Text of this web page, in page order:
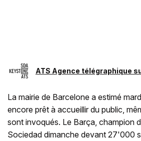
ATS Agence télégraphique
La mairie de Barcelone a estimé
encore prêt à accueillir du public,
sont invoqués. Le Barça, champion
Sociedad dimanche devant 27'000